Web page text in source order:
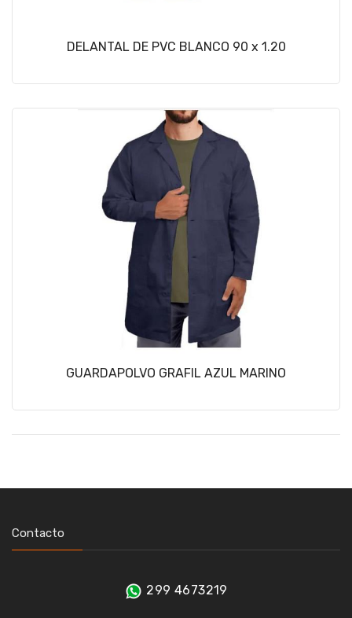
DELANTAL DE PVC BLANCO 90 x 1.20
GUARDAPOLVO GRAFIL AZUL MARINO
Contacto
299 4673219